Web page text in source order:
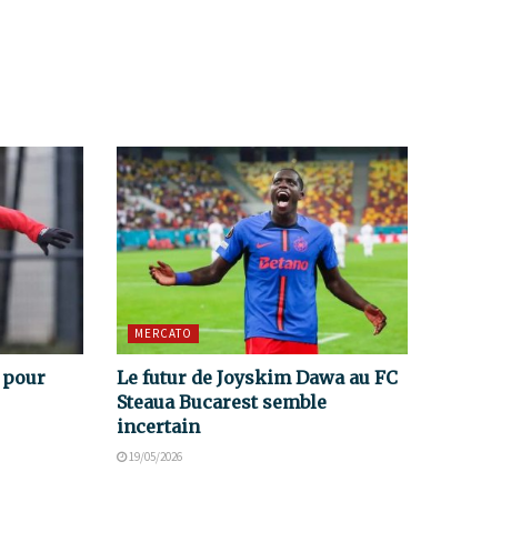
pour
MERCATO
Le futur de Joyskim Dawa au FC
Steaua Bucarest semble
incertain
19/05/2026